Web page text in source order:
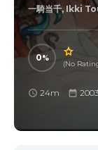
一騎当千, Ikki
0
(No
24m 2003